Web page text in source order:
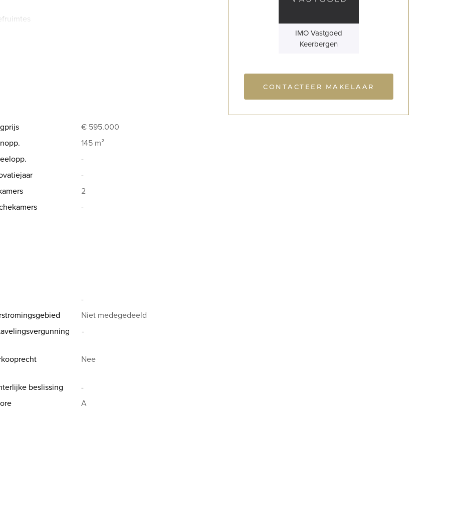
en openbaar vervoer
en centraal wil wonen in een
€ 595.000
145 m²
-
-
2
-
-
Niet medegedeeld
-
Nee
beslissing
-
A
IMO Vastgoed
Keerbergen
CONTACTEER MAKELAAR